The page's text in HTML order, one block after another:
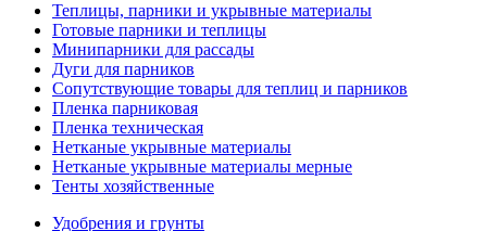
Теплицы, парники и укрывные материалы
Готовые парники и теплицы
Минипарники для рассады
Дуги для парников
Сопутствующие товары для теплиц и парников
Пленка парниковая
Пленка техническая
Нетканые укрывные материалы
Нетканые укрывные материалы мерные
Тенты хозяйственные
Удобрения и грунты